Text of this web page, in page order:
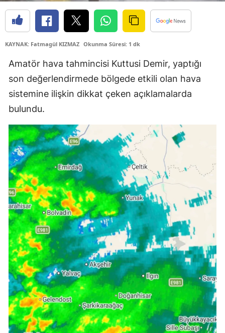
Edirne
Elazığ
Erzurum
Eskişehir
Giresun
Gümüşhane
Hakkari
Hatay
Isparta
Mersin
İstanbul
İzmir
Kars
Kastamonu
KAYNAK: Fatmagül KIZMAZ Okunma Süresi: 1 dk
Amatör hava tahmincisi Kuttusi Demir, yaptığı
son değerlendirmede bölgede etkili olan hava
sistemine ilişkin dikkat çeken açıklamalarda
bulundu.